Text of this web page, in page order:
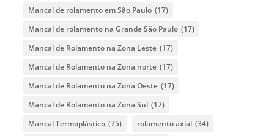
Mancal de rolamento em São Paulo (17)
Mancal de rolamento na Grande São Paulo (17)
Mancal de Rolamento na Zona Leste (17)
Mancal de Rolamento na Zona norte (17)
Mancal de Rolamento na Zona Oeste (17)
Mancal de Rolamento na Zona Sul (17)
Mancal Termoplástico (75) rolamento axial (34)